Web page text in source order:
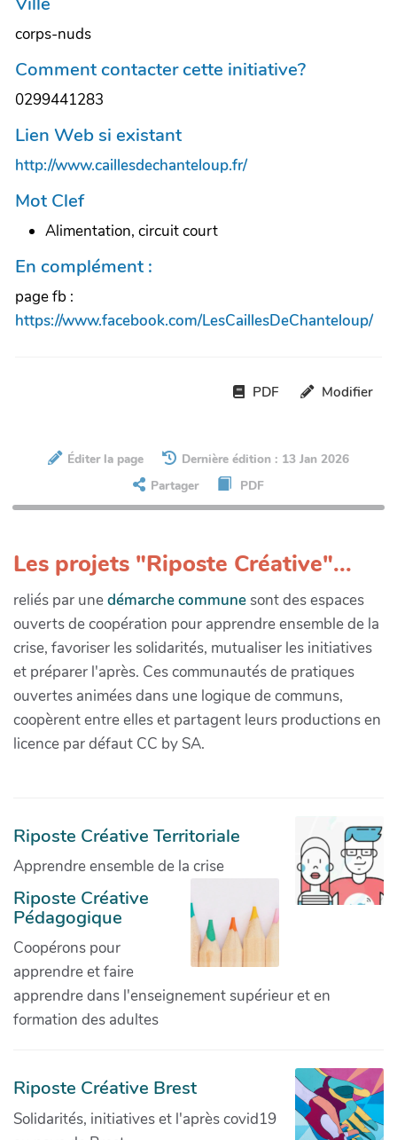
corps-nuds
Comment contacter cette initiative?
0299441283
Lien Web si existant
http://www.caillesdechanteloup.fr/
Mot Clef
Alimentation, circuit court
En complément :
page fb :
https://www.facebook.com/LesCaillesDeChanteloup/
PDF Modifier
Éditer la page
Dernière édition : 13 Jan 2026
Partager
PDF